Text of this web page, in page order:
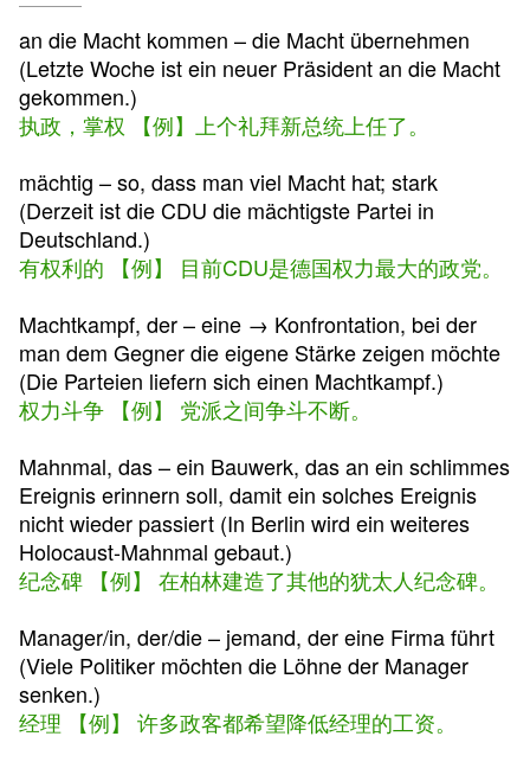
an die Macht kommen – die Macht übernehmen
(Letzte Woche ist ein neuer Präsident an die Macht
gekommen.)
执政，掌权 【例】上个礼拜新总统上任了。
mächtig – so, dass man viel Macht hat; stark
(Derzeit ist die CDU die mächtigste Partei in
Deutschland.)
有权利的 【例】 目前CDU是德国权力最大的政党。
Machtkampf, der – eine → Konfrontation, bei der
man dem Gegner die eigene Stärke zeigen möchte
(Die Parteien liefern sich einen Machtkampf.)
权力斗争 【例】 党派之间争斗不断。
Mahnmal, das – ein Bauwerk, das an ein schlimmes
Ereignis erinnern soll, damit ein solches Ereignis
nicht wieder passiert (In Berlin wird ein weiteres
Holocaust-Mahnmal gebaut.)
纪念碑 【例】 在柏林建造了其他的犹太人纪念碑。
Manager/in, der/die – jemand, der eine Firma führt
(Viele Politiker möchten die Löhne der Manager
senken.)
经理 【例】 许多政客都希望降低经理的工资。